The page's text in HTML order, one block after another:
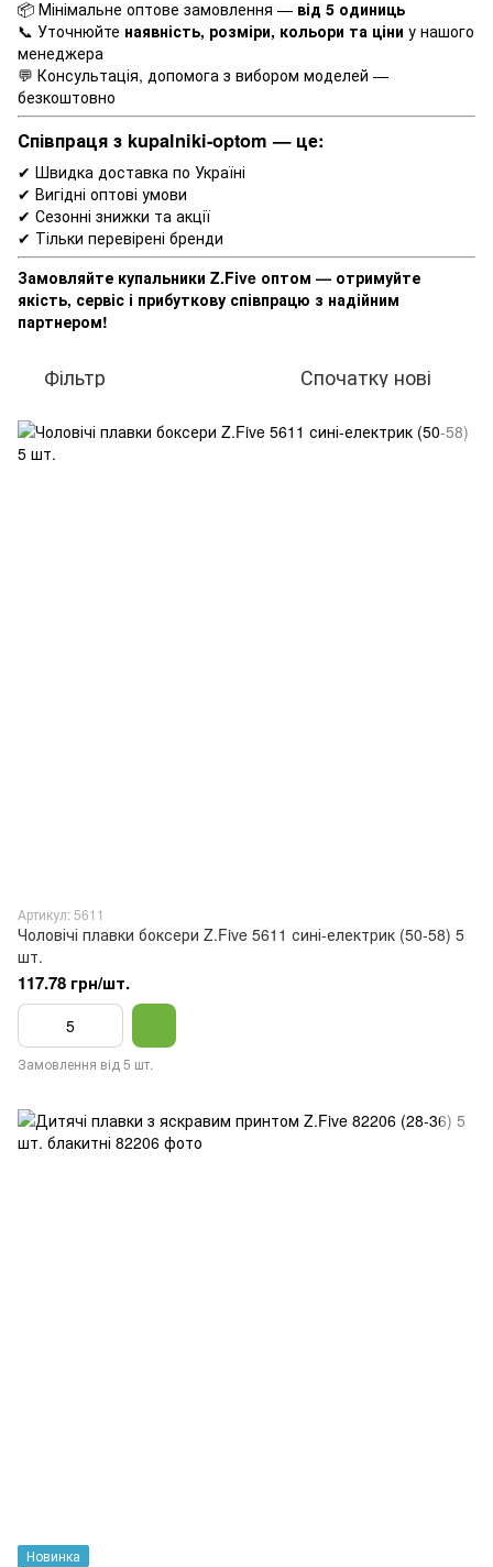
📦 Мінімальне оптове замовлення — від 5 одиниць
📞 Уточнюйте наявність, розміри, кольори та ціни у нашого
менеджера
💬 Консультація, допомога з вибором моделей —
безкоштовно
Співпраця з kupalniki-optom — це:
✔ Швидка доставка по Україні
✔ Вигідні оптові умови
✔ Сезонні знижки та акції
✔ Тільки перевірені бренди
Замовляйте купальники Z.Five оптом — отримуйте
якість, сервіс і прибуткову співпрацю з надійним
партнером!
Фільтр Спочатку нові
Артикул: 5611
Чоловічі плавки боксери Z.Five 5611 сині-електрик (50-58) 5
шт.
117.78 грн/шт.
Замовлення від 5 шт.
Новинка